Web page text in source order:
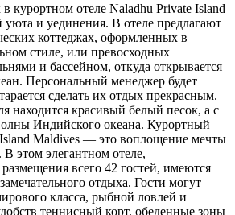
курортном отеле Naladhu Private Island
уюта и уединения. В отеле предлагают
коттеджах, оформленных в
стиле, или превосходных
и бассейном, откуда открывается
Персональный менеджер будет
сделать их отдых прекрасным.
находится красивый белый песок, а с
Индийского океана. Курортный
Island Maldives — это воплощение мечты
этом элегантном отеле,
всего 42 гостей, имеются
отдыха. Гости могут
класса, рыбной ловлей и
теннисный корт, обеденные зоны